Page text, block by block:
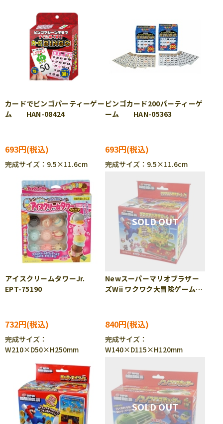
カードでビンゴパーティーゲー
ム HAN-08424
693円
完成サイズ：9.5×11.6cm
ビンゴカード200パーティーゲ
ーム HAN-05363
693円
完成サイズ：9.5×11.6cm
アイスクリームタワーJr.
EPT-75190
732円
完成サイズ：
W210×D50×H250mm
Newスーパーマリオブラザー
ズWii ワクワク大冒険ゲーム
840円
完成サイズ：
W140×D115×H120mm